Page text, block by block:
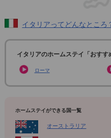
イタリアってどんなところ
イタリアのホームステイ「おすす
ローマ
ホームステイができる国一覧
オーストラリア